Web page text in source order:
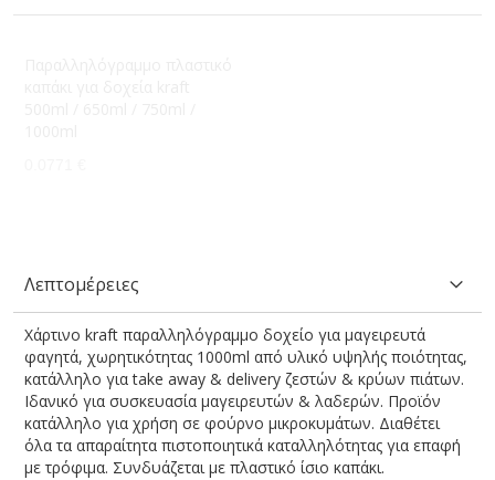
Λεπτομέρειες
Χάρτινο kraft παραλληλόγραμμο δοχείο για μαγειρευτά
φαγητά, χωρητικότητας 1000ml από υλικό υψηλής ποιότητας,
κατάλληλο για take away & delivery ζεστών & κρύων πιάτων.
Ιδανικό για συσκευασία μαγειρευτών & λαδερών. Προϊόν
κατάλληλο για χρήση σε φούρνο μικροκυμάτων. Διαθέτει
όλα τα απαραίτητα πιστοποιητικά καταλληλότητας για επαφή
με τρόφιμα. Συνδυάζεται με πλαστικό ίσιο καπάκι.